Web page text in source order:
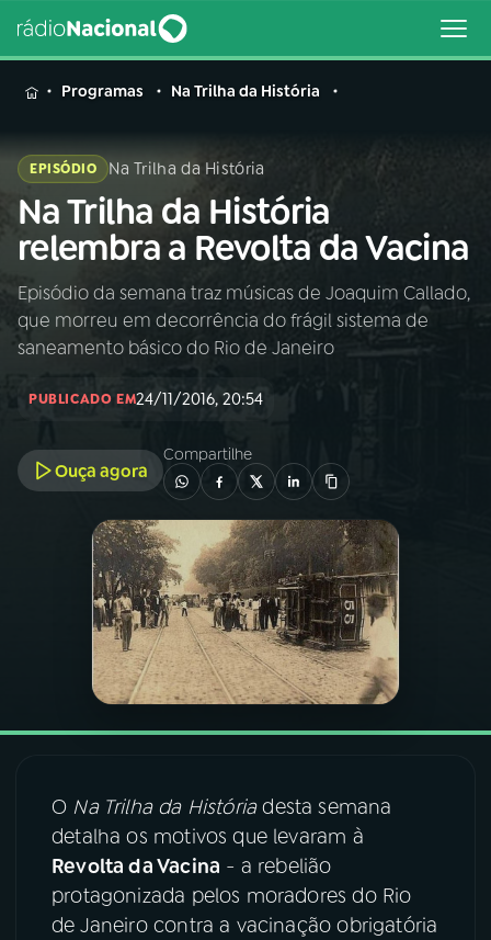
MENU
Buscar
na
Rádio
Nacional
Buscar
AO VIVO
01INÍCIO
02A RÁDIO
PROGRAMAÇÃO
PROGRAMAS
PODCASTS
07ÚLTIMAS
08FESTIVAL DE MÚSICA
Programas Na Trilha da História
EPISÓDIO Na Trilha da História
Na Trilha da História
relembra a Revolta da Vacina
Episódio da semana traz músicas de Joaquim Callado,
que morreu em decorrência do frágil sistema de
saneamento básico do Rio de Janeiro
PUBLICADO EM24/11/2016, 20:54
Ouça agora
Compartilhe
O Na Trilha da Históriadesta semana
detalha os motivos que levaram à
Revolta da Vacina - a rebelião
protagonizada pelos moradores do Rio
de Janeiro contra a vacinação obrigatória